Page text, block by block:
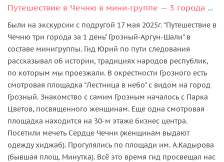
Путешествие в Чечню в мини-группе — 3 города за один день
Были на экскурсии с подругой 17 мая 2025г. "Путешествие в
Чечню три города за 1 день" Грозный-Аргун-Шали" в
составе минигруппы. Гид Юрий по пути следования
рассказывал об истории, традициях народов республик,
по которым мы проезжали. В окрестности Грозного есть
смотровая площадка "Лестница в небо" с видом на город
Грозный. Знакомство с самим Грозным началось с Парка
Цветов, посвященного женщинам. Еще одна смотровая
площадка находится на 30-м этаже бизнес центра.
Посетили мечеть Сердце Чечни (женщинам выдают
одежду хиджаб). Прогулялись по площади им. А.Кадырова
(бывшая площ. Минутка). Всё это время гид просвещал нас